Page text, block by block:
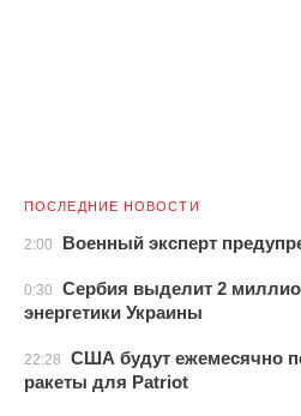
ПОСЛЕДНИЕ НОВОСТИ
2:00 Военный эксперт
0:30
Сербия выделит 2
энергетики Украины
22:28
США будут ежемесячно
ракеты для Patriot